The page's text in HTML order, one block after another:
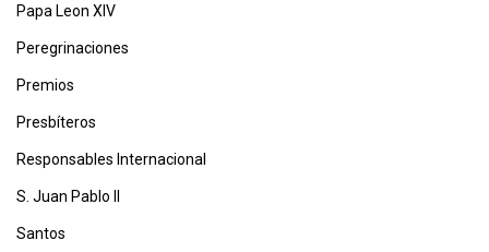
Papa Leon XIV
Peregrinaciones
Premios
Presbíteros
Responsables Internacional
S. Juan Pablo II
Santos